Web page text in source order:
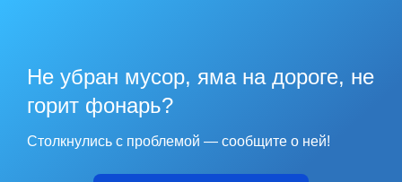
Не убран мусор, яма на дороге, не
горит фонарь?
Столкнулись с проблемой — сообщите о ней!